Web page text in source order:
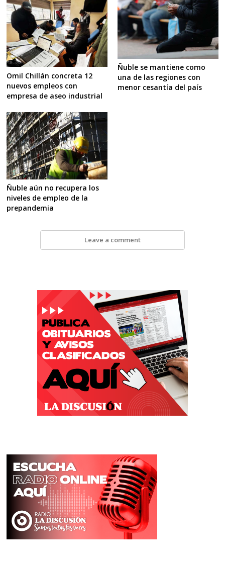
Omil Chillán concreta 12
nuevos empleos con
empresa de aseo industrial
Ñuble se mantiene como
una de las regiones con
menor cesantía del país
Ñuble aún no recupera los
niveles de empleo de la
prepandemia
Leave a comment